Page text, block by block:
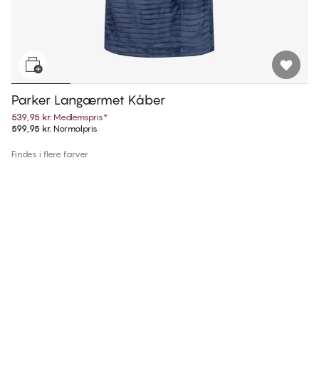
Parker Langærmet Kåber
539,95 kr. Medlemspris*
599,95 kr. Normalpris
Findes i flere farver